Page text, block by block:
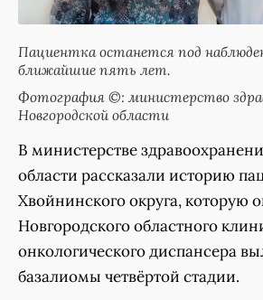
Пациентка останется под
ближайшие пять лет.
Фотография ©: министерство
Новгородской области
В министерстве
области рассказали историю
Хвойнинского округа, которую
Новгородского областного
онкологического диспансера
базалиомы четвёртой стадии.